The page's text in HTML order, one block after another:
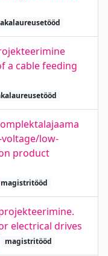
a cable feeding
low-
product
magistritööd
electrical drives
magistritööd